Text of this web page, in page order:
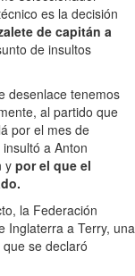
es la decisión
de capitán a
de insultos
desenlace tenemos
al partido que
por el mes de
a Anton
y por el que el
la Federación
Inglaterra a Terry, una
se declaró